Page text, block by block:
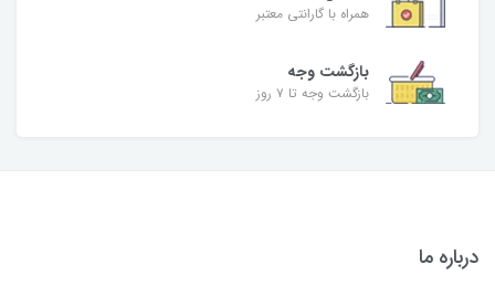
همراه با گارانتی معتبر
بازگشت وجه
بازگشت وجه تا ۷ روز
درباره ما